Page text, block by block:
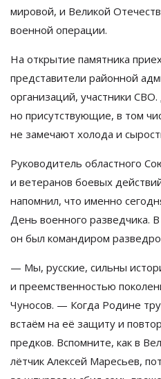
мировой, и Великой
военной операции.
На открытие памятника
представители районной
организаций, участники
но присутствующие, в том
не замечают холода и
Руководитель областного
и ветеранов боевых
напомнил, что именно
День военного разведчика. В
он был командиром
— Мы, русские, сильны
и преемственностью
Чуносов. — Когда Родине
встаём на её защиту и
предков. Вспомните, как в
лётчик Алексей Маресьев,